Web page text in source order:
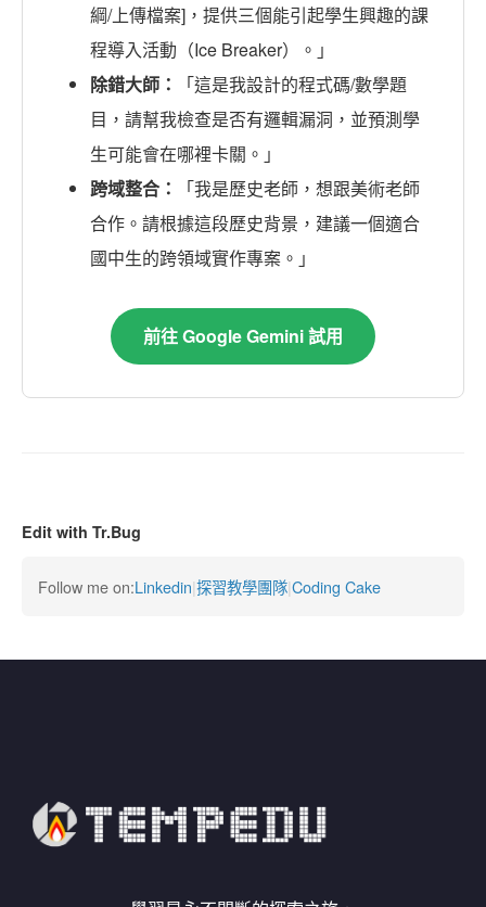
綱/上傳檔案]，提供三個能引起學生興趣的課
程導入活動（Ice Breaker）。」
除錯大師：
「這是我設計的程式碼/數學題
目，請幫我檢查是否有邏輯漏洞，並預測學
生可能會在哪裡卡關。」
跨域整合：
「我是歷史老師，想跟美術老師
合作。請根據這段歷史背景，建議一個適合
國中生的跨領域實作專案。」
前往 Google Gemini 試用
Edit with Tr.Bug
Follow me on:Linkedin|探習教學團隊|Coding Cake